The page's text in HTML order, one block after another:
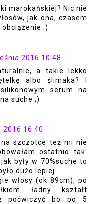
marokańskiej? Nic nie
jak ona, czasem
;)
2016 10:48
a takie lekko
albo ślimaka? I
serum na
suche ;)
2016 16:40
na szczotce też mi nie
ostatnio tak:
były w 70%suche to
dużo lepiej.
włosy (ok 89cm), po
ładny kształt
poćwiczyć bo po 5